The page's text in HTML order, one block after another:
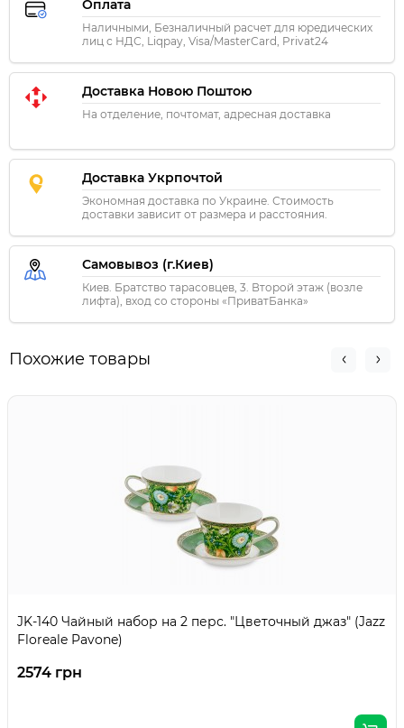
Оплата
Наличными, Безналичный расчет для юредических
лиц с НДС, Liqpay, Visa/MasterCard, Privat24
Доставка Новою Поштою
На отделение, почтомат, адресная доставка
Доставка Укрпочтой
Экономная доставка по Украине. Стоимость
доставки зависит от размера и расстояния.
Самовывоз (г.Киев)
Киев. Братство тарасовцев, 3. Второй этаж (возле
лифта), вход со стороны «ПриватБанка»
Похожие товары
JK-140 Чайный набор на 2 перс. "Цветочный джаз" (Jazz
Floreale Pavone)
2574 грн